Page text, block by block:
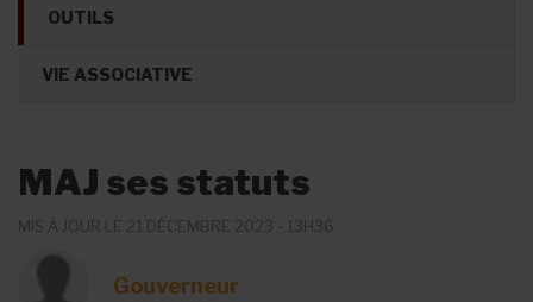
OUTILS
VIE ASSOCIATIVE
MAJ ses statuts
MIS À JOUR LE 21 DÉCEMBRE 2023 - 13H36
Gouverneur